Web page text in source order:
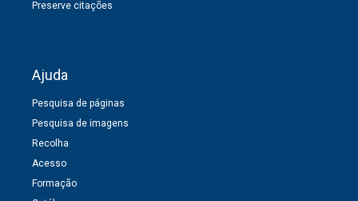
Preserve citações
Ajuda
Pesquisa de páginas
Pesquisa de imagens
Recolha
Acesso
Formação